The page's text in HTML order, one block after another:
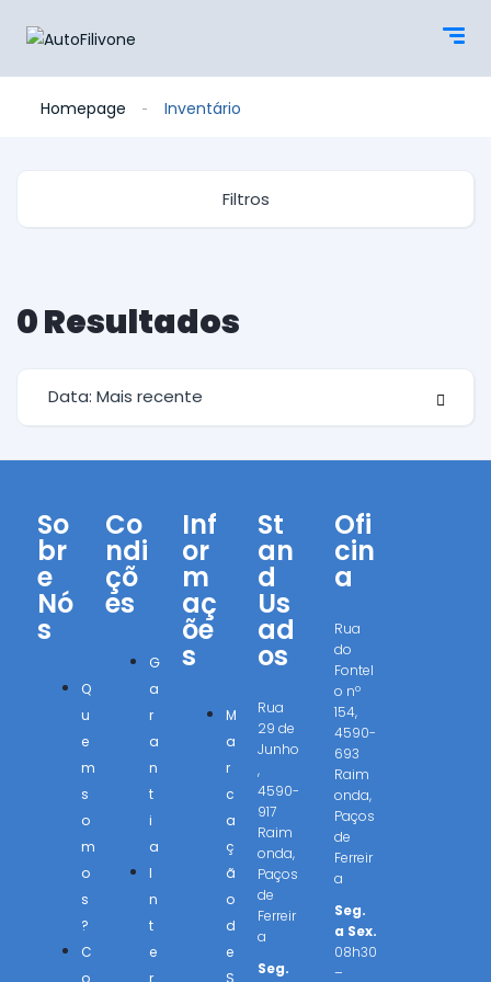
Homepage Inventário
Filtros
0Resultados
Data: Mais recente
So
br
e
Nó
s
Q
u
e
m
s
o
m
o
s
?
C
o
Co
ndi
çõ
es
G
a
r
a
n
t
i
a
I
n
t
e
r
Inf
or
m
aç
õe
s
M
a
r
c
a
ç
ã
o
d
e
S
St
an
d
Us
ad
os
Rua
29 de
Junho
,
4590-
917
Raim
onda,
Paços
de
Ferreir
a
Seg.
Ofi
cin
a
Rua
do
Fontel
o nº
154,
4590-
693
Raim
onda,
Paços
de
Ferreir
a
Seg.
a Sex.
08h30
–